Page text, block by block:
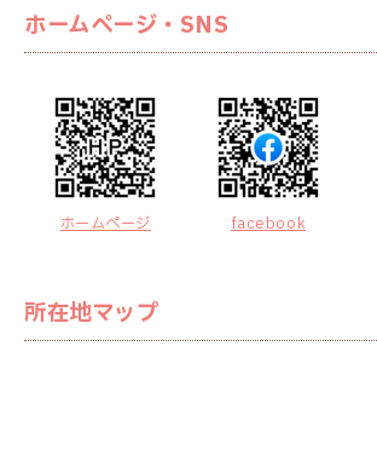
ホームページ・SNS
ホームページ facebook
所在地マップ